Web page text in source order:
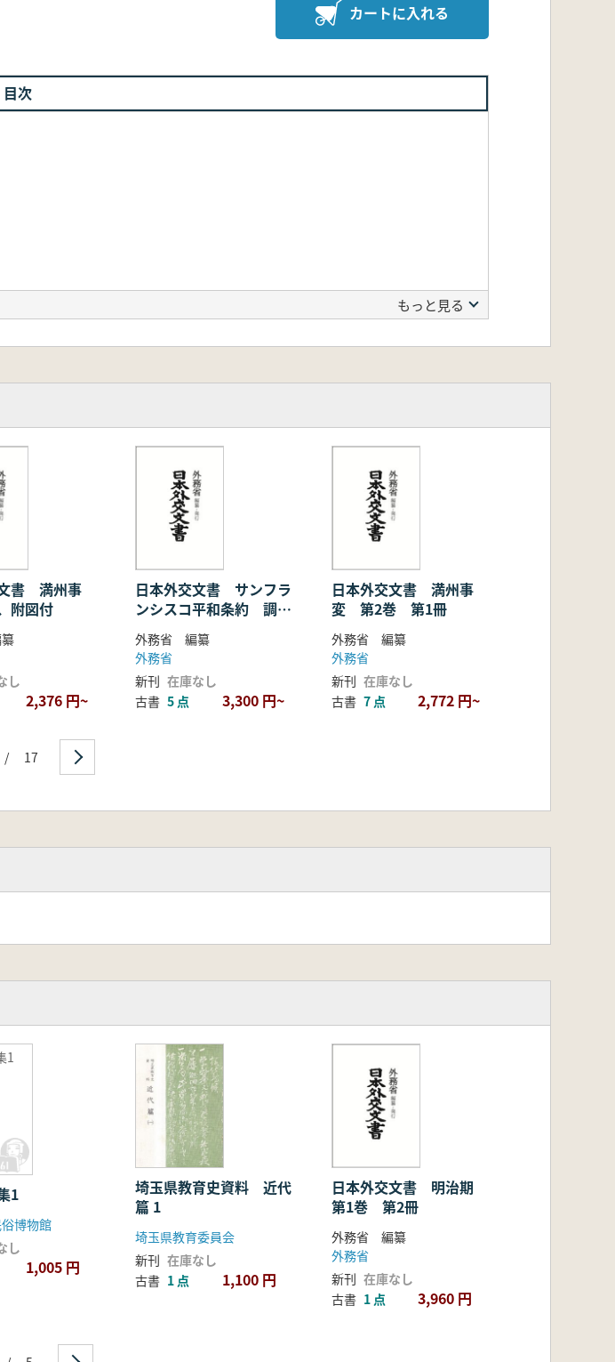
カートに入れる
目次
もっと見る
書 満州事
附図付
し
2,376 円~
日本外交文書 サンフラ
ンシスコ平和条約 調
印・発効
外務省 編纂
外務省
新刊 在庫なし
古書 5 点 3,300 円~
日本外交文書 満州事
変 第2巻 第1冊
外務省 編纂
外務省
新刊 在庫なし
古書 7 点 2,772 円~
/ 17
1
1
博物館
し
1,005 円
埼玉県教育史資料 近代
篇 1
埼玉県教育委員会
新刊 在庫なし
古書 1 点 1,100 円
日本外交文書 明治期
第1巻 第2冊
外務省 編纂
外務省
新刊 在庫なし
古書 1 点 3,960 円